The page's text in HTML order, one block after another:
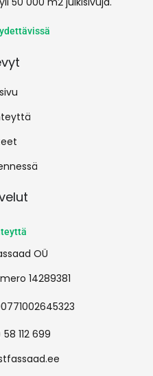
OÜ
14289381
112 699